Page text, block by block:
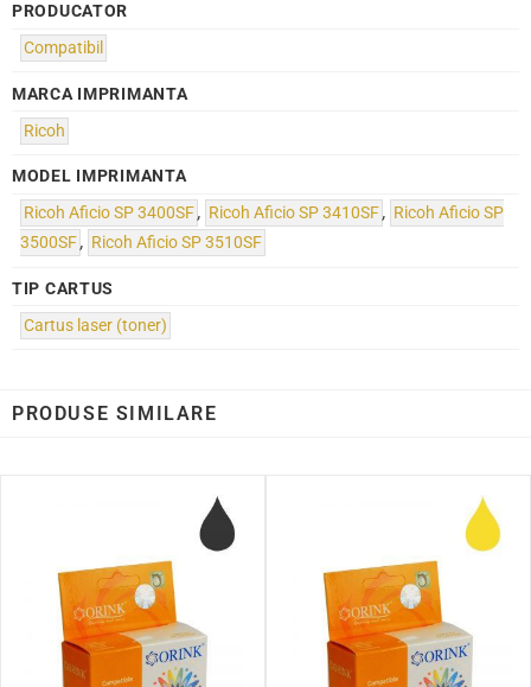
PRODUCATOR
Compatibil
MARCA IMPRIMANTA
Ricoh
MODEL IMPRIMANTA
Ricoh Aficio SP 3400SF, Ricoh Aficio SP 3410SF, Ricoh Aficio SP
3500SF, Ricoh Aficio SP 3510SF
TIP CARTUS
Cartus laser (toner)
PRODUSE SIMILARE